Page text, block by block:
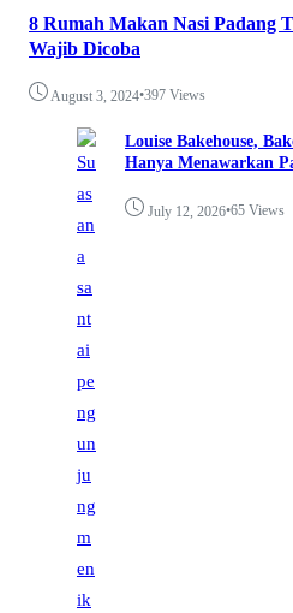
8 Rumah Makan Nasi Padang
Wajib Dicoba
August 3, 2024•397 Views
Louise Bakehouse,
Hanya Menawarkan
July 12, 2026•65 Views